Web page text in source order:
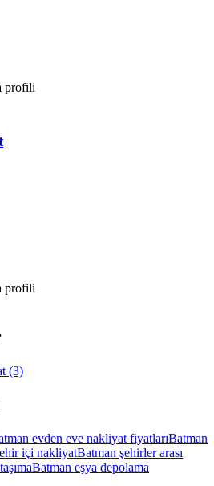
profili
profili
(3)
evden eve nakliyat fiyatlarıBatman
içi nakliyatBatman şehirler arası
Batman eşya depolama